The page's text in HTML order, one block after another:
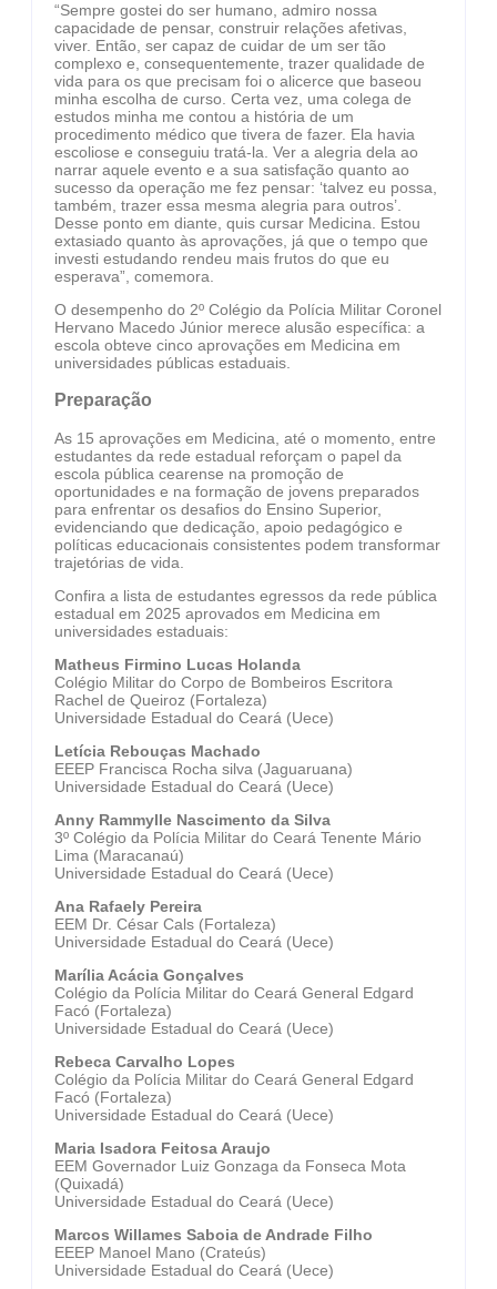
“Sempre gostei do ser humano, admiro nossa
capacidade de pensar, construir relações afetivas,
viver. Então, ser capaz de cuidar de um ser tão
complexo e, consequentemente, trazer qualidade de
vida para os que precisam foi o alicerce que baseou
minha escolha de curso. Certa vez, uma colega de
estudos minha me contou a história de um
procedimento médico que tivera de fazer. Ela havia
escoliose e conseguiu tratá-la. Ver a alegria dela ao
narrar aquele evento e a sua satisfação quanto ao
sucesso da operação me fez pensar: ‘talvez eu possa,
também, trazer essa mesma alegria para outros’.
Desse ponto em diante, quis cursar Medicina. Estou
extasiado quanto às aprovações, já que o tempo que
investi estudando rendeu mais frutos do que eu
esperava”, comemora.
O desempenho do 2º Colégio da Polícia Militar Coronel
Hervano Macedo Júnior merece alusão específica: a
escola obteve cinco aprovações em Medicina em
universidades públicas estaduais.
Preparação
As 15 aprovações em Medicina, até o momento, entre
estudantes da rede estadual reforçam o papel da
escola pública cearense na promoção de
oportunidades e na formação de jovens preparados
para enfrentar os desafios do Ensino Superior,
evidenciando que dedicação, apoio pedagógico e
políticas educacionais consistentes podem transformar
trajetórias de vida.
Confira a lista de estudantes egressos da rede pública
estadual em 2025 aprovados em Medicina em
universidades estaduais:
Matheus Firmino Lucas Holanda
Colégio Militar do Corpo de Bombeiros Escritora
Rachel de Queiroz (Fortaleza)
Universidade Estadual do Ceará (Uece)
Letícia Rebouças Machado
EEEP Francisca Rocha silva (Jaguaruana)
Universidade Estadual do Ceará (Uece)
Anny Rammylle Nascimento da Silva
3º Colégio da Polícia Militar do Ceará Tenente Mário
Lima (Maracanaú)
Universidade Estadual do Ceará (Uece)
Ana Rafaely Pereira
EEM Dr. César Cals (Fortaleza)
Universidade Estadual do Ceará (Uece)
Marília Acácia Gonçalves
Colégio da Polícia Militar do Ceará General Edgard
Facó (Fortaleza)
Universidade Estadual do Ceará (Uece)
Rebeca Carvalho Lopes
Colégio da Polícia Militar do Ceará General Edgard
Facó (Fortaleza)
Universidade Estadual do Ceará (Uece)
Maria Isadora Feitosa Araujo
EEM Governador Luiz Gonzaga da Fonseca Mota
(Quixadá)
Universidade Estadual do Ceará (Uece)
Marcos Willames Saboia de Andrade Filho
EEEP Manoel Mano (Crateús)
Universidade Estadual do Ceará (Uece)